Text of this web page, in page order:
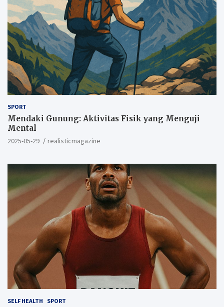
SPORT
Mendaki Gunung: Aktivitas Fisik yang Menguji
Mental
2025-05-29 realisticmagazine
SELF HEALTH SPORT